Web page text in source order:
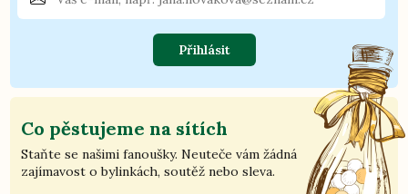
Přihlásit
Co pěstujeme na sítích
Staňte se našimi fanoušky. Neuteče vám žádná
zajímavost o bylinkách, soutěž nebo sleva.